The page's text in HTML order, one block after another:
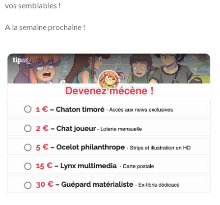
vos semblables !
A la semaine prochaine !